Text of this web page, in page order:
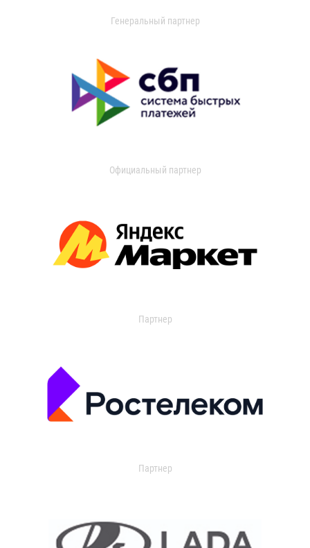
Генеральный партнер
Официальный партнер
Партнер
Партнер